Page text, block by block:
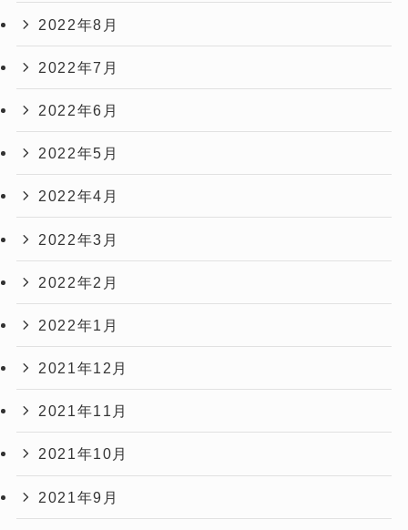
2022年8月
2022年7月
2022年6月
2022年5月
2022年4月
2022年3月
2022年2月
2022年1月
2021年12月
2021年11月
2021年10月
2021年9月